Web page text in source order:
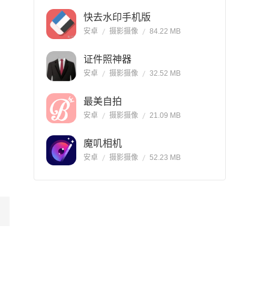
快去水印手机版
安卓 摄影摄像 84.22 MB
证件照神器
安卓 摄影摄像 32.52 MB
最美自拍
安卓 摄影摄像 21.09 MB
魔叽相机
安卓 摄影摄像 52.23 MB